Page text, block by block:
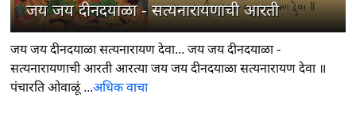
जय जय दीनदयाळा - सत्यनारायणाची आरती
जय जय दीनदयाळा सत्यनारायण देवा... जय जय दीनदयाळा -
सत्यनारायणाची आरती आरत्या जय जय दीनदयाळा सत्यनारायण देवा ॥
पंचारति ओवाळूं ...अधिक वाचा